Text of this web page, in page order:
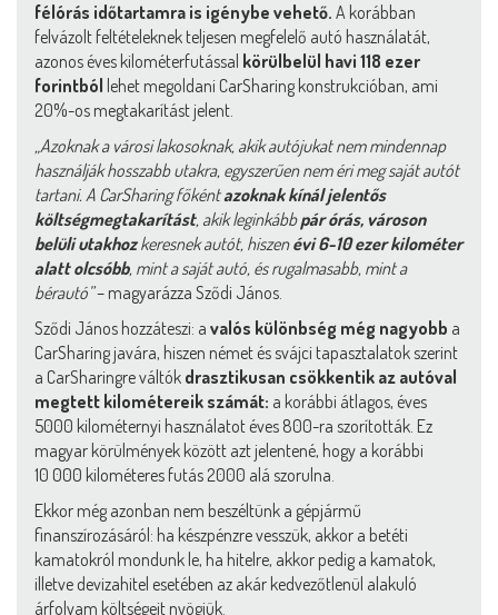
félórás időtartamra is igénybe vehető. A korábban
felvázolt feltételeknek teljesen megfelelő autó használatát,
azonos éves kilométerfutással körülbelül havi 118 ezer
forintból lehet megoldani CarSharing konstrukcióban, ami
20%-os megtakarítást jelent.
„Azoknak a városi lakosoknak, akik autójukat nem mindennap
használják hosszabb utakra, egyszerűen nem éri meg saját autót
tartani. A CarSharing főkéntazoknak kínál jelentős
költségmegtakarítást, akik leginkábbpár órás, városon
belüli utakhozkeresnek autót, hiszenévi 6-10 ezer kilométer
alatt olcsóbb, mint a saját autó, és rugalmasabb, mint a
bérautó”– magyarázza Sződi János.
Sződi János hozzáteszi: a valós különbség még nagyobb a
CarSharing javára, hiszen német és svájci tapasztalatok szerint
a CarSharingre váltók drasztikusan csökkentik az autóval
megtett kilométereik számát: a korábbi átlagos, éves
5000 kilométernyi használatot éves 800-ra szorították. Ez
magyar körülmények között azt jelentené, hogy a korábbi
10 000 kilométeres futás 2000 alá szorulna.
Ekkor még azonban nem beszéltünk a gépjármű
finanszírozásáról: ha készpénzre vesszük, akkor a betéti
kamatokról mondunk le, ha hitelre, akkor pedig a kamatok,
illetve devizahitel esetében az akár kedvezőtlenül alakuló
árfolyam költségeit nyögjük.